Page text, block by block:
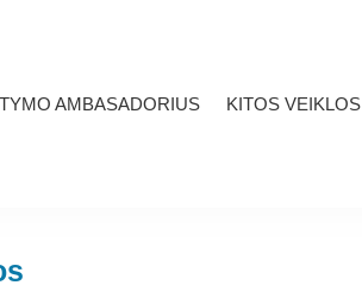
AMBASADORIUS KITOS VEIKLOS